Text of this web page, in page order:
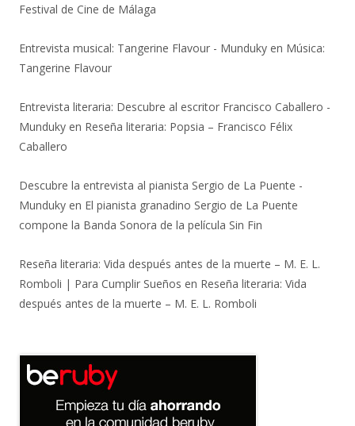
Festival de Cine de Málaga
Entrevista musical: Tangerine Flavour - Munduky en Música:
Tangerine Flavour
Entrevista literaria: Descubre al escritor Francisco Caballero -
Munduky en Reseña literaria: Popsia – Francisco Félix
Caballero
Descubre la entrevista al pianista Sergio de La Puente -
Munduky en El pianista granadino Sergio de La Puente
compone la Banda Sonora de la película Sin Fin
Reseña literaria: Vida después antes de la muerte – M. E. L.
Romboli | Para Cumplir Sueños en Reseña literaria: Vida
después antes de la muerte – M. E. L. Romboli